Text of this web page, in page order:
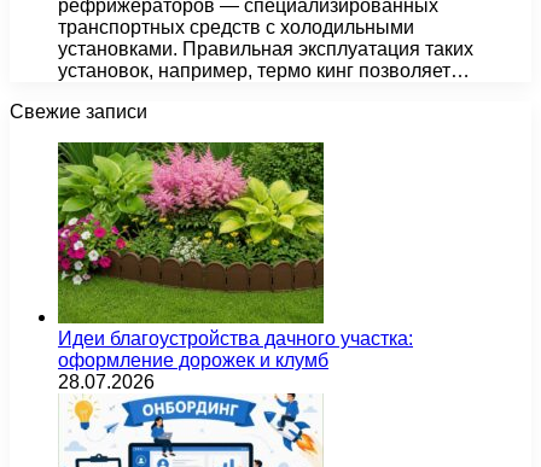
рефрижераторов — специализированных
транспортных средств с холодильными
установками. Правильная эксплуатация таких
установок, например, термо кинг позволяет…
Свежие записи
Идеи благоустройства дачного участка:
оформление дорожек и клумб
28.07.2026